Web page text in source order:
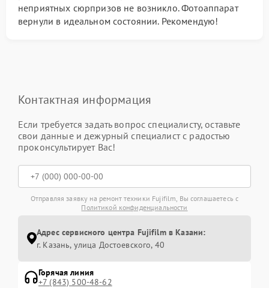
неприятных сюрпризов не возникло. Фотоаппарат
вернули в идеальном состоянии. Рекомендую!
Контактная информация
Если требуется задать вопрос специалисту, оставьте
свои данные и дежурный специалист с радостью
проконсультирует Вас!
Отправляя заявку на ремонт техники Fujifilm, Вы соглашаетесь с
Политикой конфиденциальности
Адрес сервисного центра Fujifilm в Казани:
г. Казань, улица Достоевского, 40
Горячая линия
+7 (843) 500-48-62